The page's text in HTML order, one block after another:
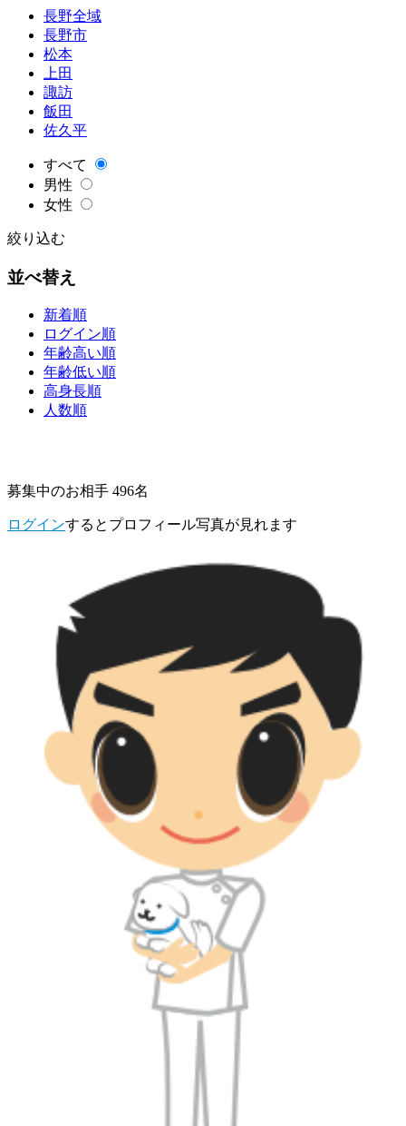
長野全域
長野市
松本
上田
諏訪
飯田
佐久平
すべて
男性
女性
絞り込む
並べ替え
新着順
ログイン順
年齢高い順
年齢低い順
高身長順
人数順
募集中のお相手 496名
ログインするとプロフィール写真が見れます